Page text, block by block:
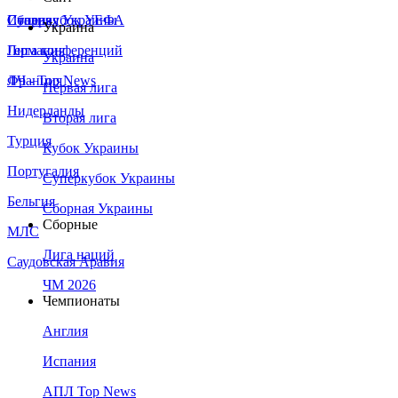
Сборная Украины
Италия
Германия
Франция
Нидерланды
Турция
Португалия
Бельгия
МЛС
Саудовская Аравия
Суперкубок УЕФА
Лига конференций
ЛЧ - Top News
Украина
Украина
Первая лига
Вторая лига
Кубок Украины
Суперкубок Украины
Сборная Украины
Сборные
Лига наций
ЧМ 2026
Чемпионаты
Англия
Испания
АПЛ Top News